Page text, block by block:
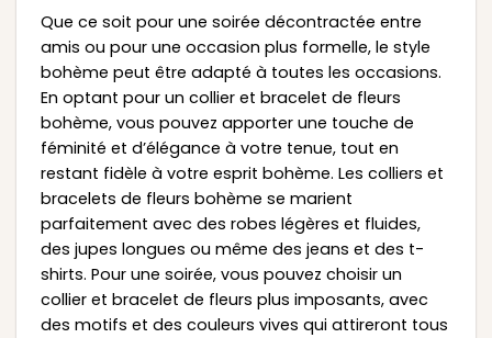
Que ce soit pour une soirée décontractée entre
amis ou pour une occasion plus formelle, le style
bohème peut être adapté à toutes les occasions.
En optant pour un collier et bracelet de fleurs
bohème, vous pouvez apporter une touche de
féminité et d’élégance à votre tenue, tout en
restant fidèle à votre esprit bohème. Les colliers et
bracelets de fleurs bohème se marient
parfaitement avec des robes légères et fluides,
des jupes longues ou même des jeans et des t-
shirts. Pour une soirée, vous pouvez choisir un
collier et bracelet de fleurs plus imposants, avec
des motifs et des couleurs vives qui attireront tous